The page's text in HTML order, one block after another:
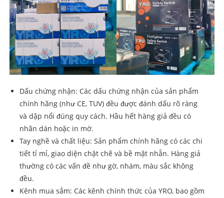
Dấu chứng nhận: Các dấu chứng nhận của sản phẩm
chính hãng (như CE, TUV) đều được đánh dấu rõ ràng
và dập nổi đúng quy cách. Hầu hết hàng giả đều có
nhãn dán hoặc in mờ.
Tay nghề và chất liệu: Sản phẩm chính hãng có các chi
tiết tỉ mỉ, giao diện chặt chẽ và bề mặt nhẵn. Hàng giả
thường có các vấn đề như gờ, nhám, màu sắc không
đều.
Kênh mua sắm: Các kênh chính thức của YRO, bao gồm